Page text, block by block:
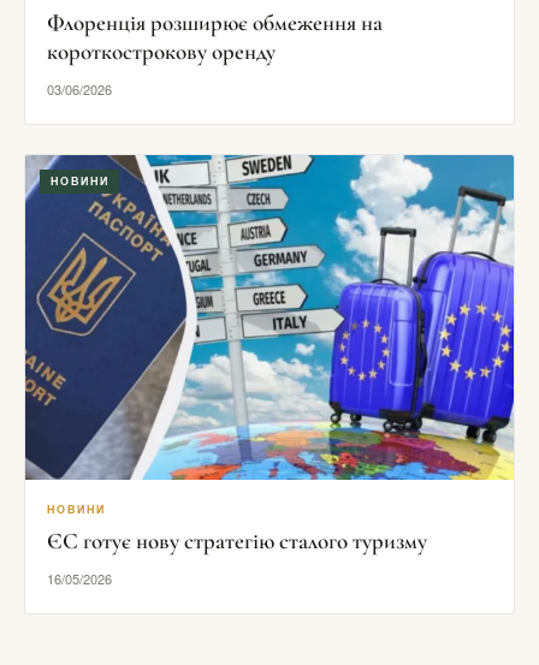
Флоренція розширює обмеження на
короткострокову оренду
03/06/2026
НОВИНИ
НОВИНИ
ЄС готує нову стратегію сталого туризму
16/05/2026